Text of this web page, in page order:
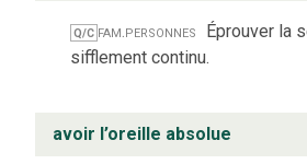
Q/C fam.personnes Éprouver la
sifflement continu.
avoir l’oreille absolue